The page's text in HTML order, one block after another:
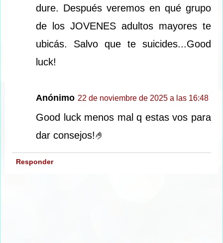
dure. Después veremos en qué grupo
de los JOVENES adultos mayores te
ubicás. Salvo que te suicides...Good
luck!
Anónimo 22 de noviembre de 2025 a las 16:48
Good luck menos mal q estas vos para
dar consejos!🤌
Responder